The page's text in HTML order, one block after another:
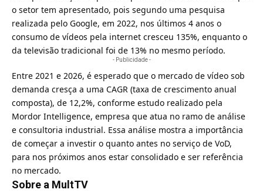
o setor tem apresentado, pois segundo uma pesquisa
realizada pelo Google, em 2022, nos últimos 4 anos o
consumo de vídeos pela internet cresceu 135%, enquanto o
da televisão tradicional foi de 13% no mesmo período.
- Publicidade -
Entre 2021 e 2026, é esperado que o mercado de vídeo sob
demanda cresça a uma CAGR (taxa de crescimento anual
composta), de 12,2%, conforme estudo realizado pela
Mordor Intelligence, empresa que atua no ramo de análise
e consultoria industrial. Essa análise mostra a importância
de começar a investir o quanto antes no serviço de VoD,
para nos próximos anos estar consolidado e ser referência
no mercado.
Sobre a MultTV